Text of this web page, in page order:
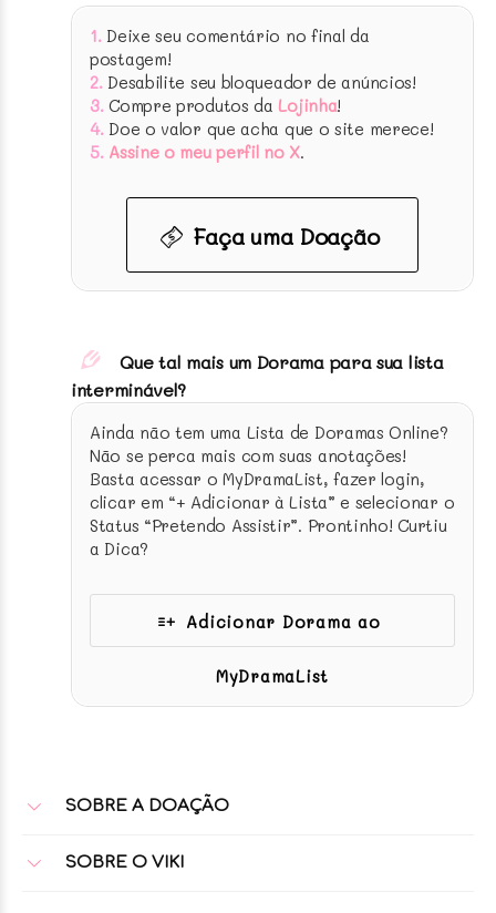
1.Deixe seu comentário no final da
postagem!
2. Desabilite seu bloqueador de anúncios!
3.Compre produtos da Lojinha!
4.Doe o valor que acha que o site merece!
5. Assine o meu perfil no X.
Faça uma Doação
Que tal mais um Dorama para sua lista
interminável?
Ainda não tem uma Lista de Doramas Online?
Não se perca mais com suas anotações!
Basta acessar o MyDramaList, fazer login,
clicar em “+ Adicionar à Lista” e selecionar o
Status “Pretendo Assistir”. Prontinho! Curtiu
a Dica?
Adicionar Dorama ao
MyDramaList
SOBRE A DOAÇÃO
SOBRE O VIKI